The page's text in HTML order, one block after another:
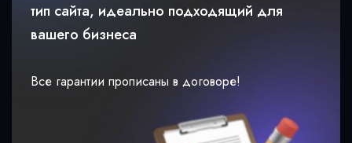
тип сайта, идеально подходящий для
вашего бизнеса
Все гарантии прописаны в договоре!